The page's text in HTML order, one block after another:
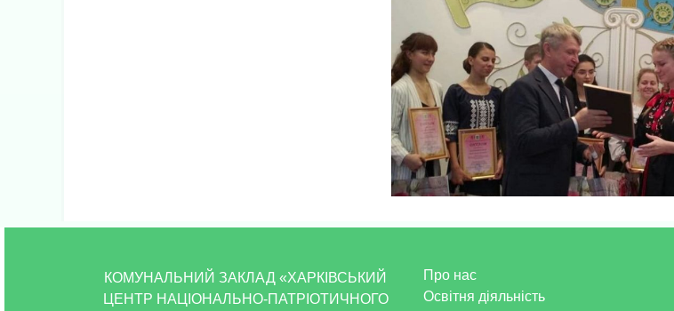
КОМУНАЛЬНИЙ ЗАКЛАД «ХАРКІВСЬКИЙ
ЦЕНТР НАЦІОНАЛЬНО-ПАТРІОТИЧНОГО
Про нас
Освітня діяльність